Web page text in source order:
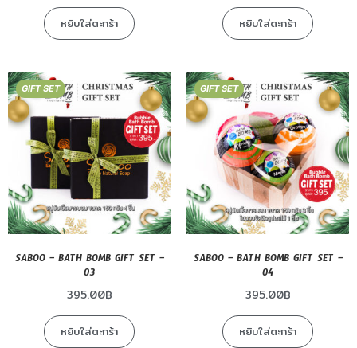
หยิบใส่ตะกร้า หยิบใส่ตะกร้า
GIFT SET
SABOO – BATH BOMB GIFT SET –
03
395.00฿
หยิบใส่ตะกร้า
GIFT SET
SABOO – BATH BOMB GIFT SET –
04
395.00฿
หยิบใส่ตะกร้า